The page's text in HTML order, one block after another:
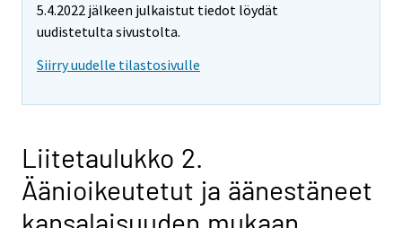
5.4.2022 jälkeen julkaistut tiedot löydät
uudistetulta sivustolta.
Siirry uudelle tilastosivulle
Liitetaulukko 2.
Äänioikeutetut ja äänestäneet